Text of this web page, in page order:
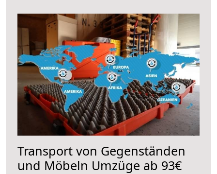
Transport von Gegenständen
und Möbeln Umzüge ab 93€